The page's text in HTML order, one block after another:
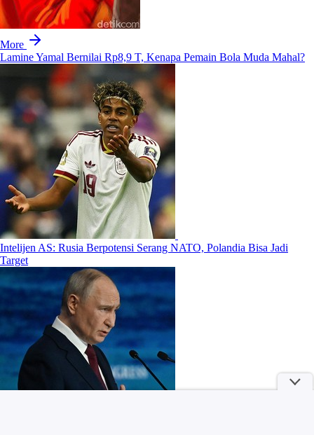
More
Lamine Yamal Bernilai Rp8,9 T, Kenapa Pemain Bola Muda Mahal?
Intelijen AS: Rusia Berpotensi Serang NATO, Polandia Bisa Jadi
Target